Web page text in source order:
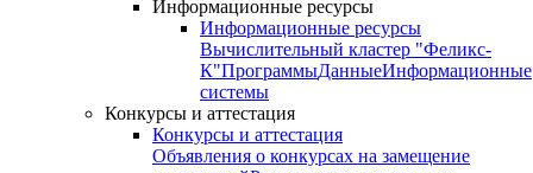
Информационные ресурсы
Информационные ресурсы
Вычислительный кластер "Феликс-
К"ПрограммыДанныеИнформационные
системы
Конкурсы и аттестация
Конкурсы и аттестация
Объявления о конкурсах на замещение